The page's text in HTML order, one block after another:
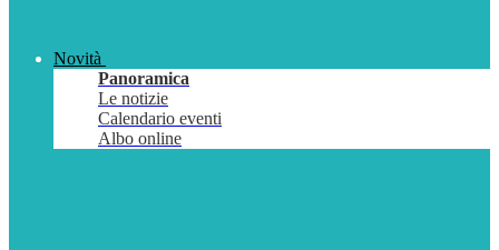
Novità
Panoramica
Le notizie
Calendario eventi
Albo online